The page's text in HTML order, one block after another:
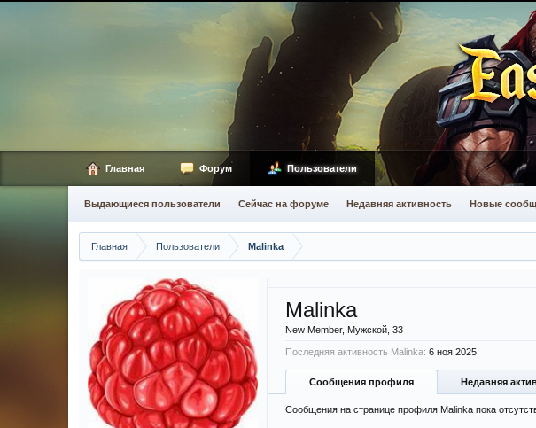
Главная Пользователи Malinka
Malinka
New Member, Мужской, 33
Последняя активность Malinka: 6 ноя 2025
Сообщения профиля Недавняя
Сообщения на странице профиля Malinka пока
Главная Форум Пользователи
Выдающиеся пользователи Сейчас на форуме Недавняя активность Новые